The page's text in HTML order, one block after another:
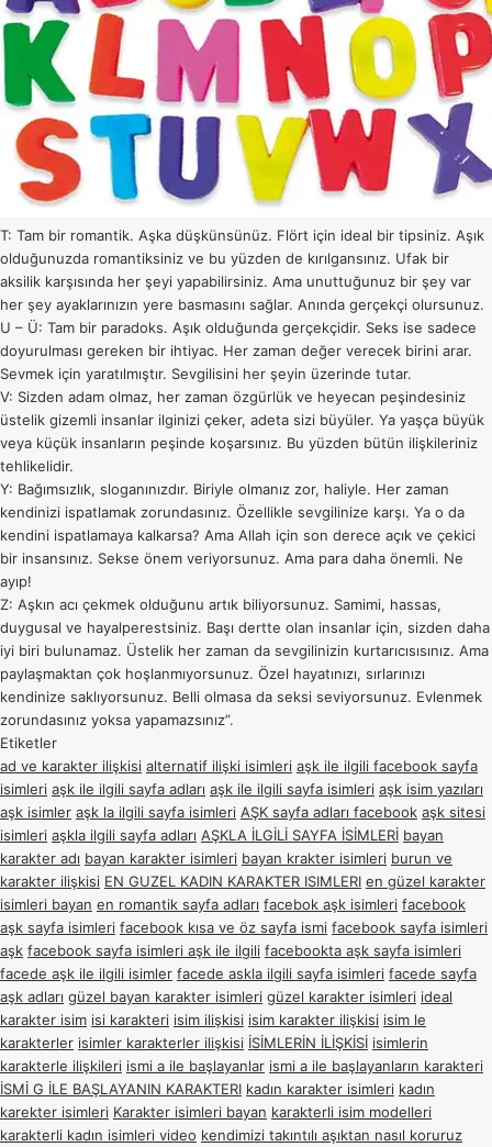
T: Tam bir romantik. Aşka düşkünsünüz. Flört için ideal bir tipsiniz. Aşık
olduğunuzda romantiksiniz ve bu yüzden de kırılgansınız. Ufak bir
aksilik karşısında her şeyi yapabilirsiniz. Ama unuttuğunuz bir şey var
her şey ayaklarınızın yere basmasını sağlar. Anında gerçekçi olursunuz.
U – Ü: Tam bir paradoks. Aşık olduğunda gerçekçidir. Seks ise sadece
doyurulması gereken bir ihtiyac. Her zaman değer verecek birini arar.
Sevmek için yaratılmıştır. Sevgilisini her şeyin üzerinde tutar.
V: Sizden adam olmaz, her zaman özgürlük ve heyecan peşindesiniz
üstelik gizemli insanlar ilginizi çeker, adeta sizi büyüler. Ya yaşça büyük
veya küçük insanların peşinde koşarsınız. Bu yüzden bütün ilişkileriniz
tehlikelidir.
Y: Bağımsızlık, sloganınızdır. Biriyle olmanız zor, haliyle. Her zaman
kendinizi ispatlamak zorundasınız. Özellikle sevgilinize karşı. Ya o da
kendini ispatlamaya kalkarsa? Ama Allah için son derece açık ve çekici
bir insansınız. Sekse önem veriyorsunuz. Ama para daha önemli. Ne
ayıp!
Z: Aşkın acı çekmek olduğunu artık biliyorsunuz. Samimi, hassas,
duygusal ve hayalperestsiniz. Başı dertte olan insanlar için, sizden daha
iyi biri bulunamaz. Üstelik her zaman da sevgilinizin kurtarıcısısınız. Ama
paylaşmaktan çok hoşlanmıyorsunuz. Özel hayatınızı, sırlarınızı
kendinize saklıyorsunuz. Belli olmasa da seksi seviyorsunuz. Evlenmek
zorundasınız yoksa yapamazsınız”.
Etiketler
ad ve karakter ilişkisi alternatif ilişki isimleri aşk ile ilgili facebook sayfa
isimleri aşk ile ilgili sayfa adları aşk ile ilgili sayfa isimleri aşk isim yazıları
aşk isimler aşk la ilgili sayfa isimleri AŞK sayfa adları facebook aşk sitesi
isimleri aşkla ilgili sayfa adları AŞKLA İLGİLİ SAYFA İSİMLERİ bayan
karakter adı bayan karakter isimleri bayan krakter isimleri burun ve
karakter ilişkisi EN GUZEL KADIN KARAKTER ISIMLERI en güzel karakter
isimleri bayan en romantik sayfa adları facebok aşk isimleri facebook
aşk sayfa isimleri facebook kısa ve öz sayfa ismi facebook sayfa isimleri
aşk facebook sayfa isimleri aşk ile ilgili facebookta aşk sayfa isimleri
facede aşk ile ilgili isimler facede askla ilgili sayfa isimleri facede sayfa
aşk adları güzel bayan karakter isimleri güzel karakter isimleri ideal
karakter isim isi karakteri isim ilişkisi isim karakter ilişkisi isim le
karakterler isimler karakterler ilişkisi İSİMLERİN İLİŞKİSİ isimlerin
karakterle ilişkileri ismi a ile başlayanlar ismi a ile başlayanların karakteri
İSMİ G İLE BAŞLAYANIN KARAKTERI kadın karakter isimleri kadın
karekter isimleri Karakter isimleri bayan karakterli isim modelleri
karakterli kadın isimleri video kendimizi takıntılı aşıktan nasıl koruruz